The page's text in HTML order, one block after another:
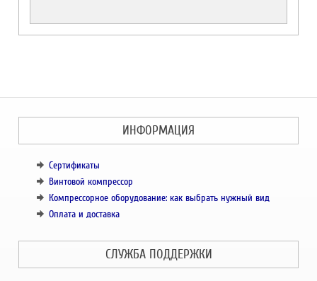
ИНФОРМАЦИЯ
Сертификаты
Винтовой компрессор
Компрессорное оборудование: как выбрать нужный вид
Оплата и доставка
СЛУЖБА ПОДДЕРЖКИ